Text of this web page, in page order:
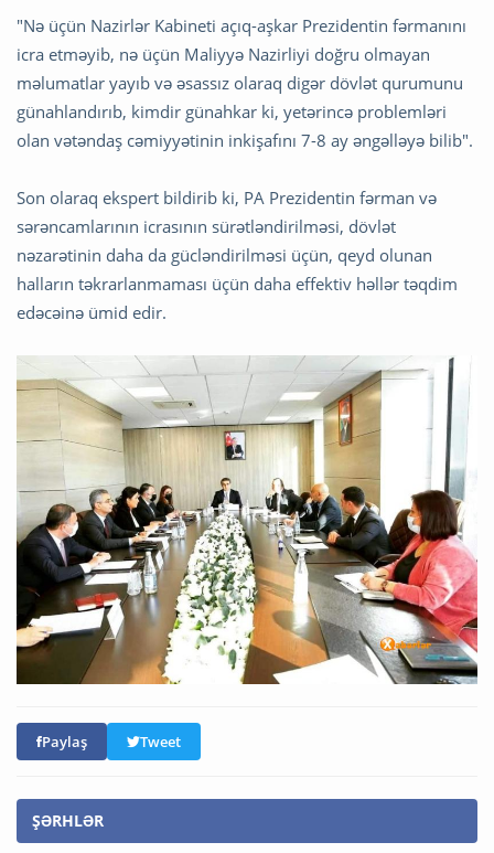
"Nə üçün Nazirlər Kabineti açıq-aşkar Prezidentin fərmanını
icra etməyib, nə üçün Maliyyə Nazirliyi doğru olmayan
məlumatlar yayıb və əsassız olaraq digər dövlət qurumunu
günahlandırıb, kimdir günahkar ki, yetərincə problemləri
olan vətəndaş cəmiyyətinin inkişafını 7-8 ay əngəlləyə bilib".
Son olaraq ekspert bildirib ki, PA Prezidentin fərman və
sərəncamlarının icrasının sürətləndirilməsi, dövlət
nəzarətinin daha da gücləndirilməsi üçün, qeyd olunan
halların təkrarlanmaması üçün daha effektiv həllər təqdim
edəcəinə ümid edir.
Paylaş Tweet
ŞƏRHLƏR